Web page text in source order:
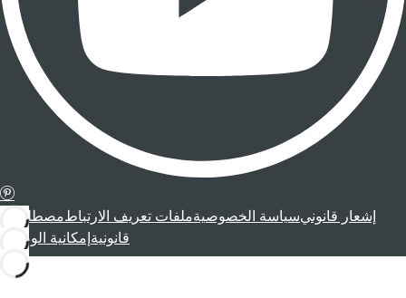
إشعار قانونيسياسة الخصوصيةملفات تعريف الارتباطمصطلحات
قانونية إمكانية الوصول